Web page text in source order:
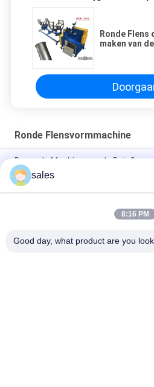
Ronde Flens
maken van
Ronde Flensvormmachine
De ronde Machine van de Buisflens
Luchtvoorwaarde het Passen
Hoekstaal om Flens die de
sales
8:16 PM
Good day, what product are you